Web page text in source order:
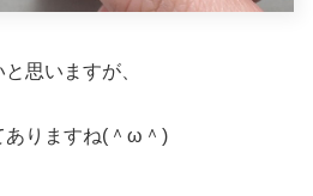
思いますが、
ありますね(＾ω＾)